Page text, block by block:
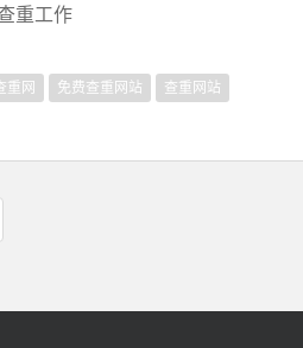
重工作
重网 免费查重网站 查重网站